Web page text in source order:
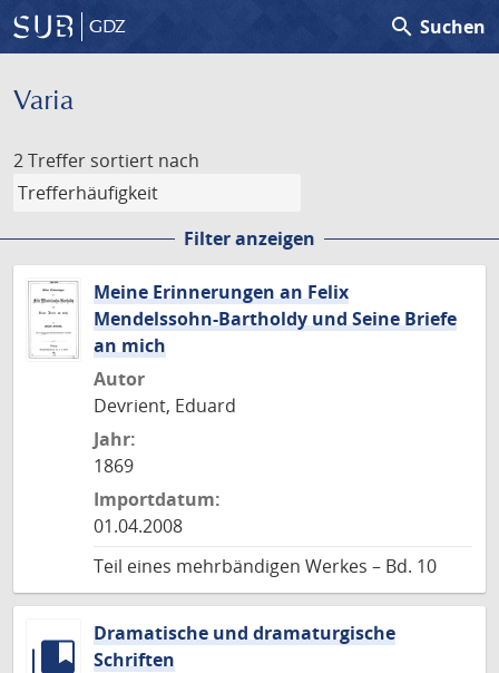
GDZ search Suchen
Varia
2 Treffer sortiert nach
Filter anzeigen
Meine Erinnerungen an Felix
Mendelssohn-Bartholdy und Seine Briefe
an mich
Autor
Devrient, Eduard
Jahr:
1869
Importdatum:
01.04.2008
Teil eines mehrbändigen Werkes – Bd. 10
Dramatische und dramaturgische
Schriften